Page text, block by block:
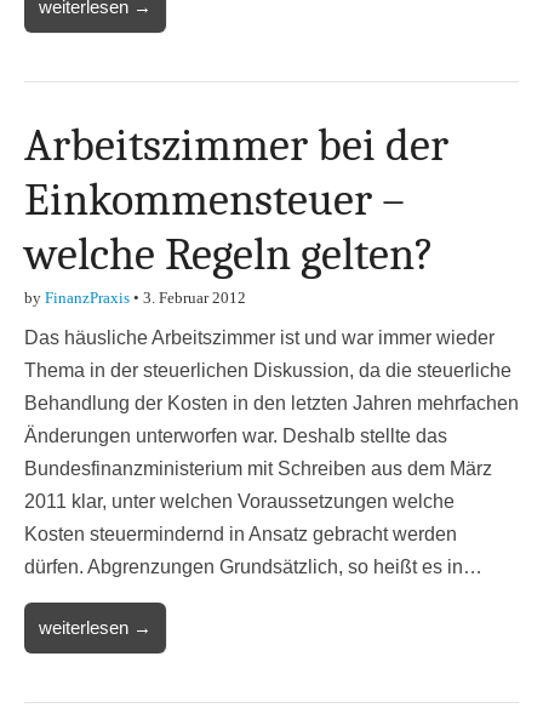
weiterlesen →
Arbeitszimmer bei der
Einkommensteuer –
welche Regeln gelten?
by FinanzPraxis • 3. Februar 2012
Das häusliche Arbeitszimmer ist und war immer wieder
Thema in der steuerlichen Diskussion, da die steuerliche
Behandlung der Kosten in den letzten Jahren mehrfachen
Änderungen unterworfen war. Deshalb stellte das
Bundesfinanzministerium mit Schreiben aus dem März
2011 klar, unter welchen Voraussetzungen welche
Kosten steuermindernd in Ansatz gebracht werden
dürfen. Abgrenzungen Grundsätzlich, so heißt es in…
weiterlesen →